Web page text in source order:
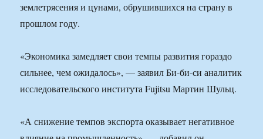
землетрясения и цунами, обрушившихся на страну в
прошлом году.
«Экономика замедляет свои темпы развития гораздо
сильнее, чем ожидалось», — заявил Би-би-си аналитик
исследовательского института Fujitsu Мартин Шульц.
«А снижение темпов экспорта оказывает негативное